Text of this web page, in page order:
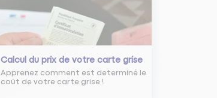
Calcul du prix de votre carte grise
Apprenez comment est determiné le
coût de votre carte grise !